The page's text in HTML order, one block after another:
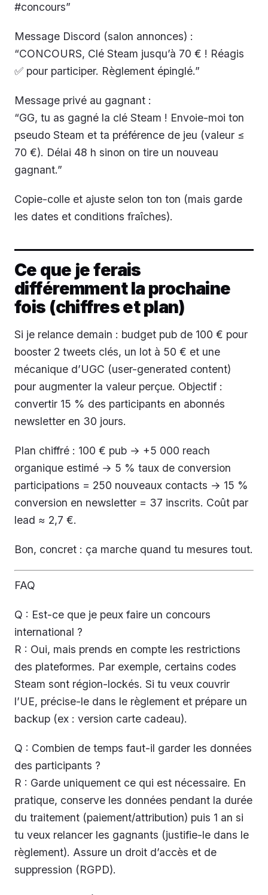
#concours”
Message Discord (salon annonces) :
“CONCOURS, Clé Steam jusqu’à 70 € ! Réagis
✅ pour participer. Règlement épinglé.”
Message privé au gagnant :
“GG, tu as gagné la clé Steam ! Envoie-moi ton
pseudo Steam et ta préférence de jeu (valeur ≤
70 €). Délai 48 h sinon on tire un nouveau
gagnant.”
Copie-colle et ajuste selon ton ton (mais garde
les dates et conditions fraîches).
Ce que je ferais
différemment la prochaine
fois (chiffres et plan)
Si je relance demain : budget pub de 100 € pour
booster 2 tweets clés, un lot à 50 € et une
mécanique d’UGC (user-generated content)
pour augmenter la valeur perçue. Objectif :
convertir 15 % des participants en abonnés
newsletter en 30 jours.
Plan chiffré : 100 € pub → +5 000 reach
organique estimé → 5 % taux de conversion
participations = 250 nouveaux contacts → 15 %
conversion en newsletter = 37 inscrits. Coût par
lead ≈ 2,7 €.
Bon, concret : ça marche quand tu mesures tout.
FAQ
Q : Est-ce que je peux faire un concours
international ?
R : Oui, mais prends en compte les restrictions
des plateformes. Par exemple, certains codes
Steam sont région-lockés. Si tu veux couvrir
l’UE, précise-le dans le règlement et prépare un
backup (ex : version carte cadeau).
Q : Combien de temps faut-il garder les données
des participants ?
R : Garde uniquement ce qui est nécessaire. En
pratique, conserve les données pendant la durée
du traitement (paiement/attribution) puis 1 an si
tu veux relancer les gagnants (justifie-le dans le
règlement). Assure un droit d’accès et de
suppression (RGPD).